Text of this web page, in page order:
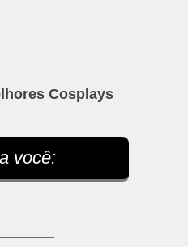
Cosplays
você: